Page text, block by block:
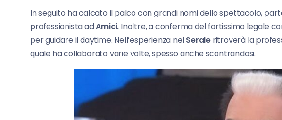
In seguito ha calcato il palco con grandi nomi dello spettacolo,
professionista adAmici. Inoltre, a conferma del fortissimo legale
per guidare il daytime. Nell’esperienza nelSerale ritroverà la
quale ha collaborato varie volte, spesso anche scontrandosi.